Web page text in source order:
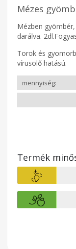
Mézes
Mézben
darálva.
Torok és
vírusölő hatású.
Termék